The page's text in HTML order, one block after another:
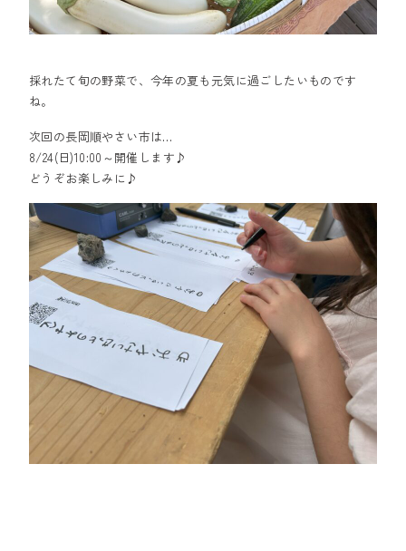
採れたて旬の野菜で、今年の夏も元気に過ごしたいものです
ね。
次回の長岡順やさい市は…
8/24(日)10:00～開催します♪
どうぞお楽しみに♪